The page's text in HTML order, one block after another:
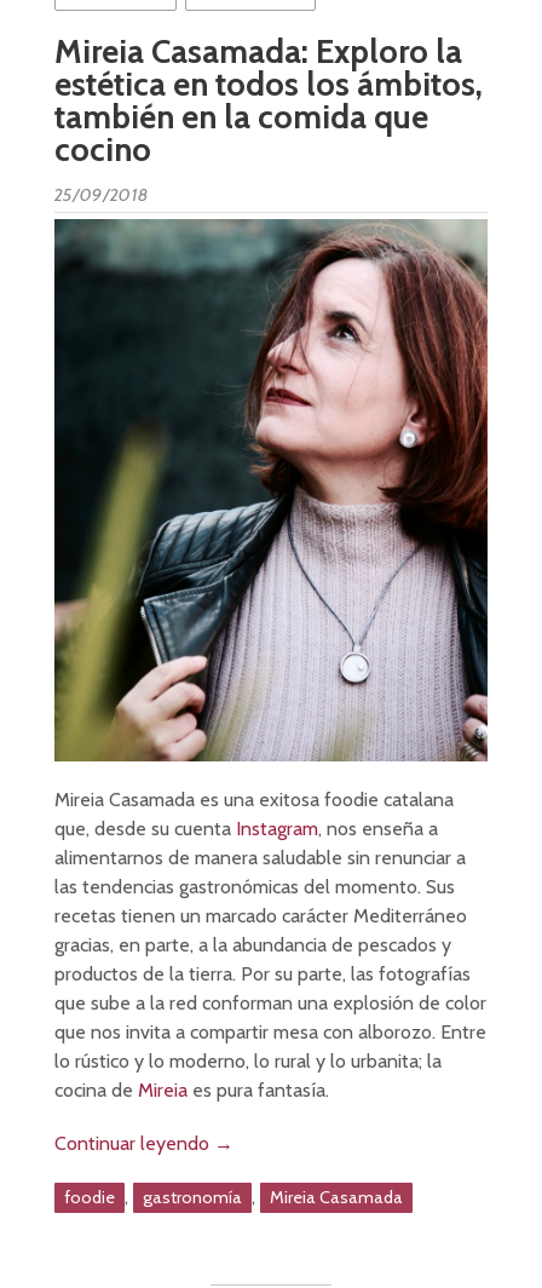
Mireia Casamada: Exploro la
estética en todos los ámbitos,
también en la comida que
cocino
25/09/2018
Mireia Casamada es una exitosa foodie catalana
que, desde su cuenta Instagram, nos enseña a
alimentarnos de manera saludable sin renunciar a
las tendencias gastronómicas del momento. Sus
recetas tienen un marcado carácter Mediterráneo
gracias, en parte, a la abundancia de pescados y
productos de la tierra. Por su parte, las fotografías
que sube a la red conforman una explosión de color
que nos invita a compartir mesa con alborozo. Entre
lo rústico y lo moderno, lo rural y lo urbanita; la
cocina de Mireiaes pura fantasía.
Continuar leyendo →
foodie , gastronomía , Mireia Casamada